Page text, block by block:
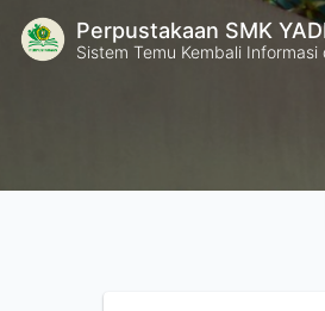
Perpustakaan SMK
Sistem Temu Kembali